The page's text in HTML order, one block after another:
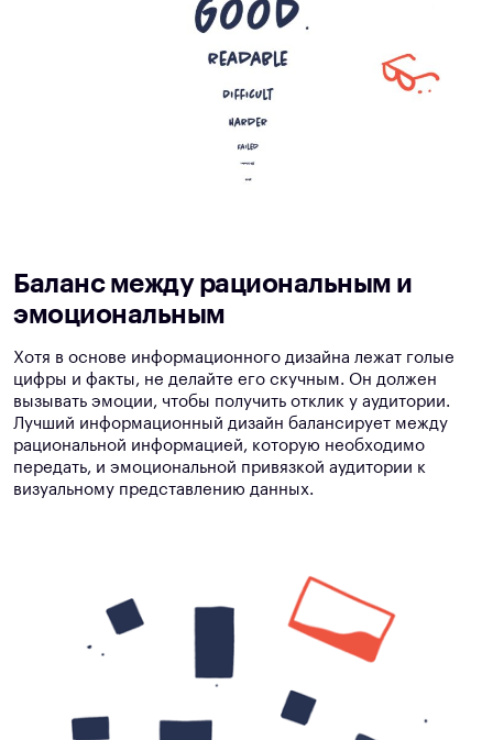
Баланс между рациональным и
эмоциональным
Хотя в основе информационного дизайна лежат голые
цифры и факты, не делайте его скучным. Он должен
вызывать эмоции, чтобы получить отклик у аудитории.
Лучший информационный дизайн балансирует между
рациональной информацией, которую необходимо
передать, и эмоциональной привязкой аудитории к
визуальному представлению данных.